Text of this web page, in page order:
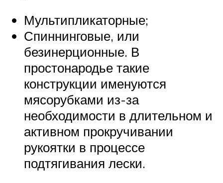
Мультипликаторные;
Спиннинговые, или
безинерционные. В
простонародье такие
конструкции именуются
мясорубками из-за
необходимости в длительном и
активном прокручивании
рукоятки в процессе
подтягивания лески.